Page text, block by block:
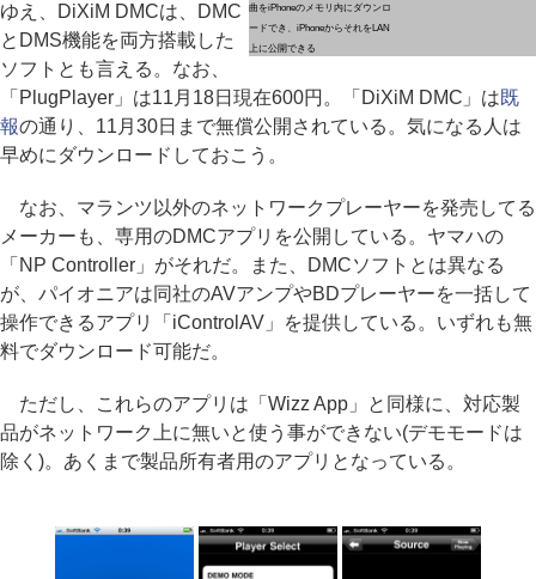
曲をiPhoneのメモリ内にダウンロ
ードでき、iPhoneからそれをLAN
上に公開できる
ゆえ、DiXiM DMCは、DMC
とDMS機能を両方搭載した
ソフトとも言える。なお、
「PlugPlayer」は11月18日現在600円。「DiXiM DMC」は既
報の通り、11月30日まで無償公開されている。気になる人は
早めにダウンロードしておこう。
なお、マランツ以外のネットワークプレーヤーを発売してる
メーカーも、専用のDMCアプリを公開している。ヤマハの
「NP Controller」がそれだ。また、DMCソフトとは異なる
が、パイオニアは同社のAVアンプやBDプレーヤーを一括して
操作できるアプリ「iControlAV」を提供している。いずれも無
料でダウンロード可能だ。
ただし、これらのアプリは「Wizz App」と同様に、対応製
品がネットワーク上に無いと使う事ができない(デモモードは
除く)。あくまで製品所有者用のアプリとなっている。